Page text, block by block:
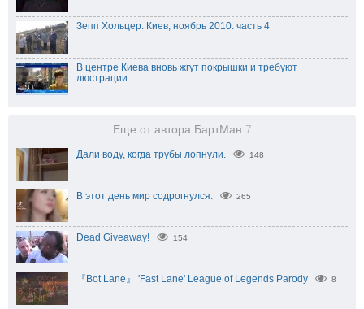
Зепп Хольцер. Киев, ноябрь 2010. часть 4
В центре Киева вновь жгут покрышки и требуют
люстрации.
Еще от автора БартМан 7
Дали воду, когда трубы лопнули. 148
В этот день мир содрогнулся. 265
Dead Giveaway! 154
『Bot Lane』 'Fast Lane' League of Legends Parody 8